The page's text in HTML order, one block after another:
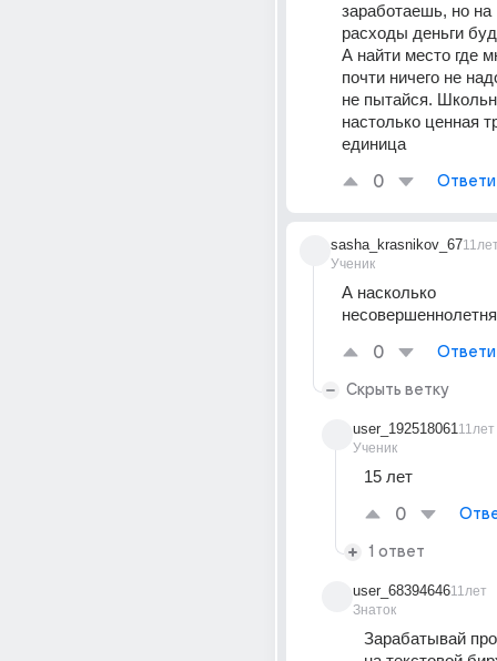
заработаешь, но
расходы деньги
А найти место где
почти ничего не
не пытайся.
настолько ценная
единица
0
sasha_krasnikov_67
Ученик
А насколько
0
Скрыть ветку
user_192518061
Ученик
11лет
15 лет
0
1 ответ
user_68394646
Знаток
11лет
Зарабатывай